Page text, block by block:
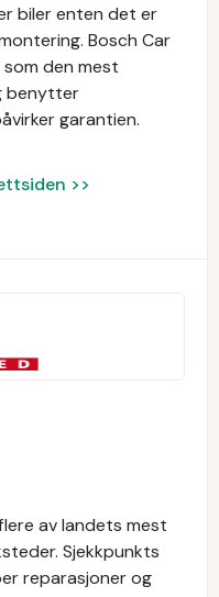
biler enten det er
Bosch Car
den mest
benytter
garantien.
>>
av landets mest
Sjekkpunkts
reparasjoner og